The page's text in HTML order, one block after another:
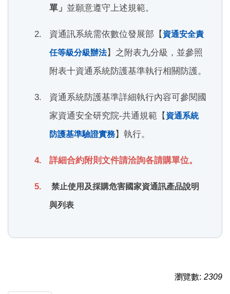
單」 並願意遵守上述規範。
資通訊系統需依數位發展部【 資通安全責
任等級分級辦法】之附表九分級，並參照
附表十資通系統防護基準執行相關防護。
資通系統防護基準詳細執行內容可參閱國
家資通安全研究院-共通規範【 資通系統
防護基準驗證實務】執行。
詳細合約附則文件請洽詢各請購單位。
禁止使用及採購危害國家資通訊產品說明
與列表
瀏覽數: 2309